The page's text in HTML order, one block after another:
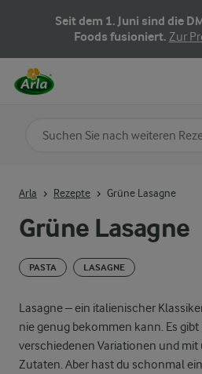
Seit dem 1. Juni sind die
Foods fusioniert. Zur
Grüne Lasagne
PASTA LASAGNE
Lasagne – ein italienischer
nie genug bekommen kann. Es gibt
verschiedenen Variationen und
Zutaten. Aber hast du schonmal
Arla Rezepte Grüne Lasagne
Nach Kategorie suchen